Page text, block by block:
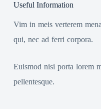
Useful Information
Vim in meis verterem
qui, nec ad ferri corpora.
Euismod nisi porta lorem
pellentesque.